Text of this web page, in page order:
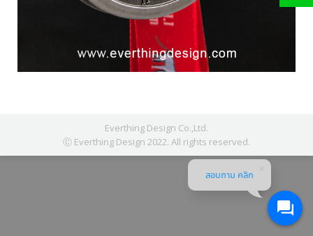
Everthing Design Co.,Ltd.
Ⓒ Everthing Design 2022. All rights reserved.
สอบถาม คลิก